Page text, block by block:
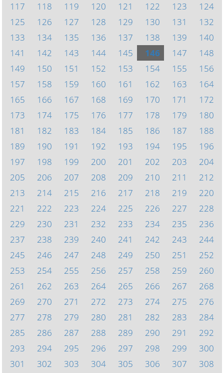
117
118 119 120 121 122 123
124
125
126 127 128 129 130 131
132
133
134 135 136 137 138 139
140
141
142 143 144 145 146 147
148
149
150 151 152 153 154 155
156
157
158 159 160 161 162 163
164
165
166 167 168 169 170 171
172
173
174 175 176 177 178 179
180
181
182 183 184 185 186 187
188
189
190 191 192 193 194 195
196
197
198 199 200 201 202 203
204
205
206 207 208 209 210 211
212
213
214 215 216 217 218 219
220
221
222 223 224 225 226 227
228
229
230 231 232 233 234 235
236
237
238 239 240 241 242 243
244
245
246 247 248 249 250 251
252
253
254 255 256 257 258 259
260
261
262 263 264 265 266 267
268
269
270 271 272 273 274 275
276
277
278 279 280 281 282 283
284
285
286 287 288 289 290 291
292
293
294 295 296 297 298 299
300
301
302 303 304 305 306 307
308